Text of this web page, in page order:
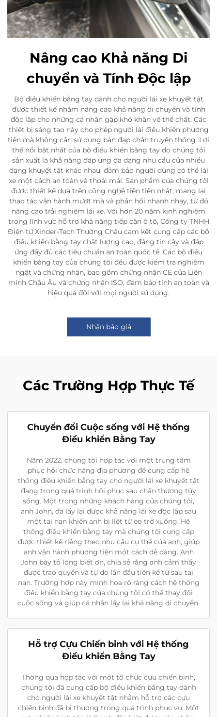
Nâng cao Khả năng Di
chuyển và Tính Độc lập
Bộ điều khiển bằng tay dành cho người lái xe khuyết tật
được thiết kế nhằm nâng cao khả năng di chuyển và tính
độc lập cho những cá nhân gặp khó khăn về thể chất. Các
thiết bị sáng tạo này cho phép người lái điều khiển phương
tiện mà không cần sử dụng bàn đạp chân truyền thống. Lợi
thế nổi bật nhất của bộ điều khiển bằng tay do chúng tôi
sản xuất là khả năng đáp ứng đa dạng nhu cầu của nhiều
dạng khuyết tật khác nhau, đảm bảo người dùng có thể lái
xe một cách an toàn và thoải mái. Sản phẩm của chúng tôi
được thiết kế dựa trên công nghệ tiên tiến nhất, mang lại
thao tác vận hành mượt mà và phản hồi nhanh nhạy, từ đó
nâng cao trải nghiệm lái xe. Với hơn 20 năm kinh nghiệm
trong lĩnh vực hỗ trợ khả năng tiếp cận ô tô, Công ty TNHH
Điện tử Xinder-Tech Thường Châu cam kết cung cấp các bộ
điều khiển bằng tay chất lượng cao, đáng tin cậy và đáp
ứng đầy đủ các tiêu chuẩn an toàn quốc tế. Các bộ điều
khiển bằng tay của chúng tôi đều được kiểm tra nghiêm
ngặt và chứng nhận, bao gồm chứng nhận CE của Liên
minh Châu Âu và chứng nhận ISO, đảm bảo tính an toàn và
hiệu quả đối với mọi người sử dụng.
Nhận báo giá
Các Trường Hợp Thực Tế
Chuyển đổi Cuộc sống với Hệ thống
Điều khiển Bằng Tay
Năm 2022, chúng tôi hợp tác với một trung tâm
phục hồi chức năng địa phương để cung cấp hệ
thống điều khiển bằng tay cho người lái xe khuyết tật
đang trong quá trình hồi phục sau chấn thương tủy
sống. Một trong những khách hàng của chúng tôi,
anh John, đã lấy lại được khả năng lái xe độc lập sau
một tai nạn khiến anh bị liệt từ eo trở xuống. Hệ
thống điều khiển bằng tay mà chúng tôi cung cấp
được thiết kế riêng theo nhu cầu cụ thể của anh, giúp
anh vận hành phương tiện một cách dễ dàng. Anh
John bày tỏ lòng biết ơn, chia sẻ rằng anh cảm thấy
được trao quyền và tự do lần đầu tiên kể từ sau tai
nạn. Trường hợp này minh họa rõ ràng cách hệ thống
điều khiển bằng tay của chúng tôi có thể thay đổi
cuộc sống và giúp cá nhân lấy lại khả năng di chuyển.
Hỗ trợ Cựu Chiến binh với Hệ thống
Điều khiển Bằng Tay
Thông qua hợp tác với một tổ chức cựu chiến binh,
chúng tôi đã cung cấp bộ điều khiển bằng tay dành
cho người lái xe khuyết tật nhằm hỗ trợ các cựu
chiến binh đã bị thương trong quá trình phục vụ. Một